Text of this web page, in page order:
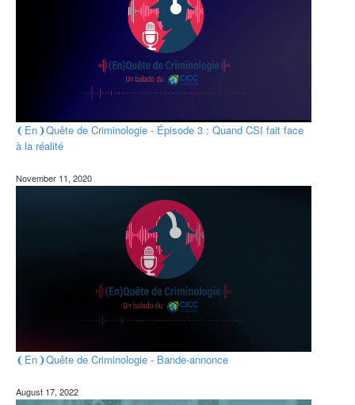
❨En❩Quête de Criminologie - Épisode 3 : Quand CSI fait face
à la réalité
November 11, 2020
❨En❩Quête de Criminologie - Bande-annonce
August 17, 2022